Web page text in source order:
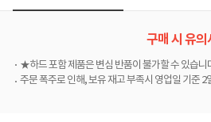
구매 시 유의
★하드 포함 제품은 변심 반품이 불가할 수 있습
주문 폭주로 인해, 보유 재고 부족시 영업일 기준 2